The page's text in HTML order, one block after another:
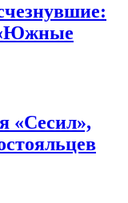
«Южные
«Сесил»,